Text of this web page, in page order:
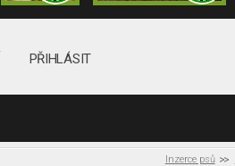
PŘIHLÁSIT
Inzerce psů